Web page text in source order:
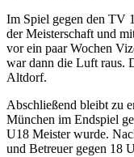
Im Spiel gegen den TV
der Meisterschaft und
vor ein paar Wochen
war dann die Luft raus.
Altdorf.
Abschließend bleibt zu
München im Endspiel
U18 Meister wurde.
und Betreuer gegen 18